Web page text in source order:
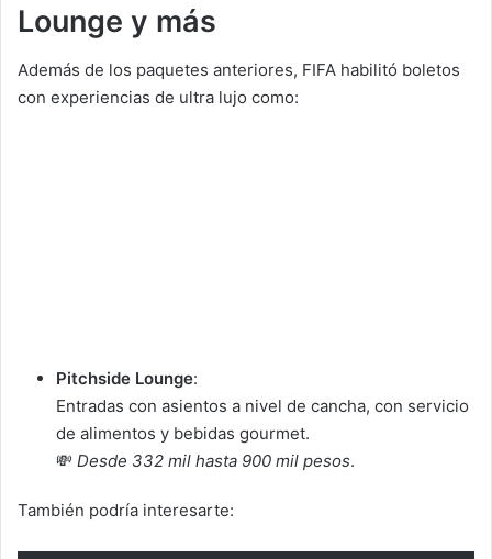
Lounge y más
Además de los paquetes anteriores, FIFA habilitó boletos
con experiencias de ultra lujo como:
Pitchside Lounge:
Entradas con asientos a nivel de cancha, con servicio
de alimentos y bebidas gourmet.
💸 Desde 332 mil hasta 900 mil pesos.
También podría interesarte: